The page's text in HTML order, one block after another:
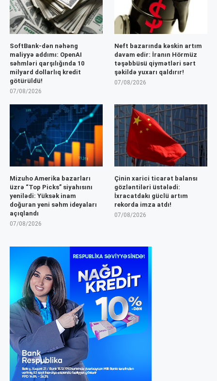
SoftBank-dən nəhəng
maliyyə addımı: OpenAI
səhmləri qarşılığında 10
milyard dollarlıq kredit
götürüldü!
07/08/2026
Neft bazarında kəskin artım
davam edir: İranın Hörmüz
təşəbbüsü qiymətləri sərt
şəkildə yuxarı qaldırır!
07/08/2026
Mizuho Amerika bazarları
üzrə “Top Picks” siyahısını
yenilədi: Yüksək inam
doğuran yeni səhm ideyaları
açıqlandı
07/08/2026
Çinin xarici ticarət balansı
gözləntiləri üstələdi:
İxracatdakı güclü artım
rekorda imza atdı!
07/08/2026